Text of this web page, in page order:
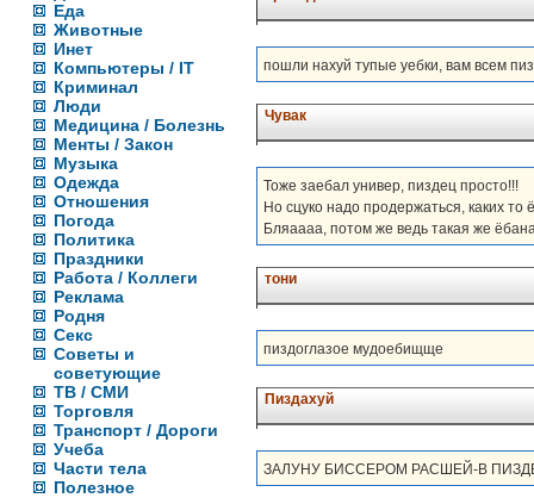
Еда
Животные
Инет
Компьютеры / IT
Криминал
Люди
Медицина / Болезнь
Менты / Закон
Музыка
Одежда
Отношения
Погода
Политика
Праздники
Работа / Коллеги
Реклама
Родня
Секс
Советы и
советующие
ТВ / СМИ
Торговля
Транспорт / Дороги
Учеба
Части тела
Полезное
пошли нахуй тупые уебки, вам всем
Чувак
Тоже заебал универ, пиздец просто!!!
Но сцуко надо продержаться, каких то
Бляаааа, потом же ведь такая же
тони
пиздоглазое мудоебищще
Пиздахуй
ЗАЛУНУ БИССЕРОМ РАСШЕЙ-В